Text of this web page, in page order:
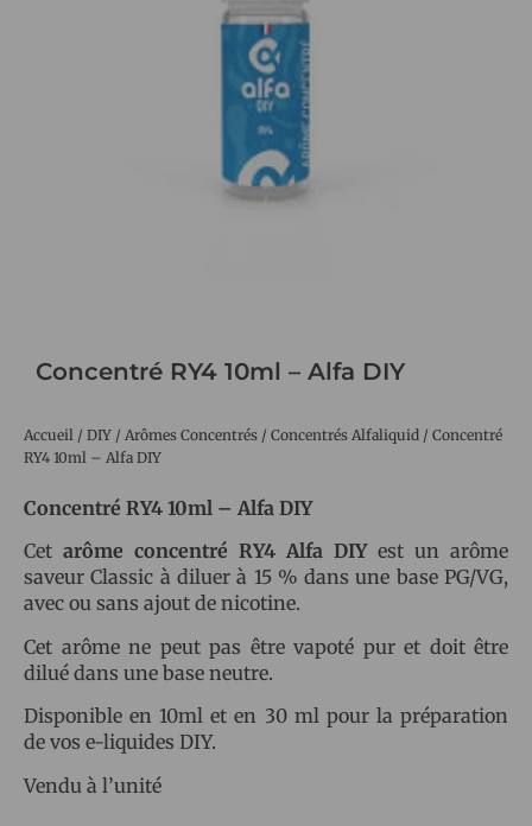
Concentré RY4 10ml – Alfa DIY
Accueil / DIY / Arômes Concentrés / Concentrés Alfaliquid / Concentré
RY4 10ml – Alfa DIY
Concentré RY4 10ml – Alfa DIY
Cet arôme concentré RY4 Alfa DIY est un arôme
saveur Classic à diluer à 15 % dans une base PG/VG,
avec ou sans ajout de nicotine.
Cet arôme ne peut pas être vapoté pur et doit être
dilué dans une base neutre.
Disponible en 10ml et en 30 ml pour la préparation
de vos e-liquides DIY.
Vendu à l’unité